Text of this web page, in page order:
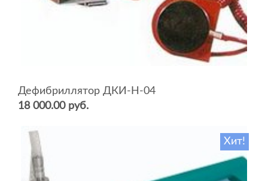
Дефибриллятор ДКИ-Н-04
18 000.00 руб.
Хит!